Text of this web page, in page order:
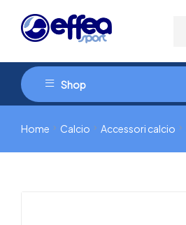
Shop
Home Calcio Accessori calcio